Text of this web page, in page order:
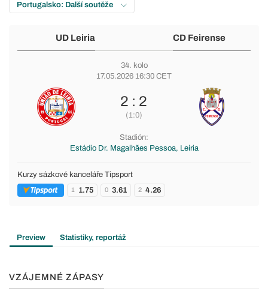
Portugalsko: Další soutěže
UD Leiria CD Feirense
34. kolo
17.05.2026 16:30 CET
2 : 2
(1:0)
Stadión:
Estádio Dr. Magalhães Pessoa, Leiria
Kurzy sázkové kanceláře Tipsport
1 1.75 0 3.61 2 4.26
Preview Statistiky, reportáž
VZÁJEMNÉ ZÁPASY